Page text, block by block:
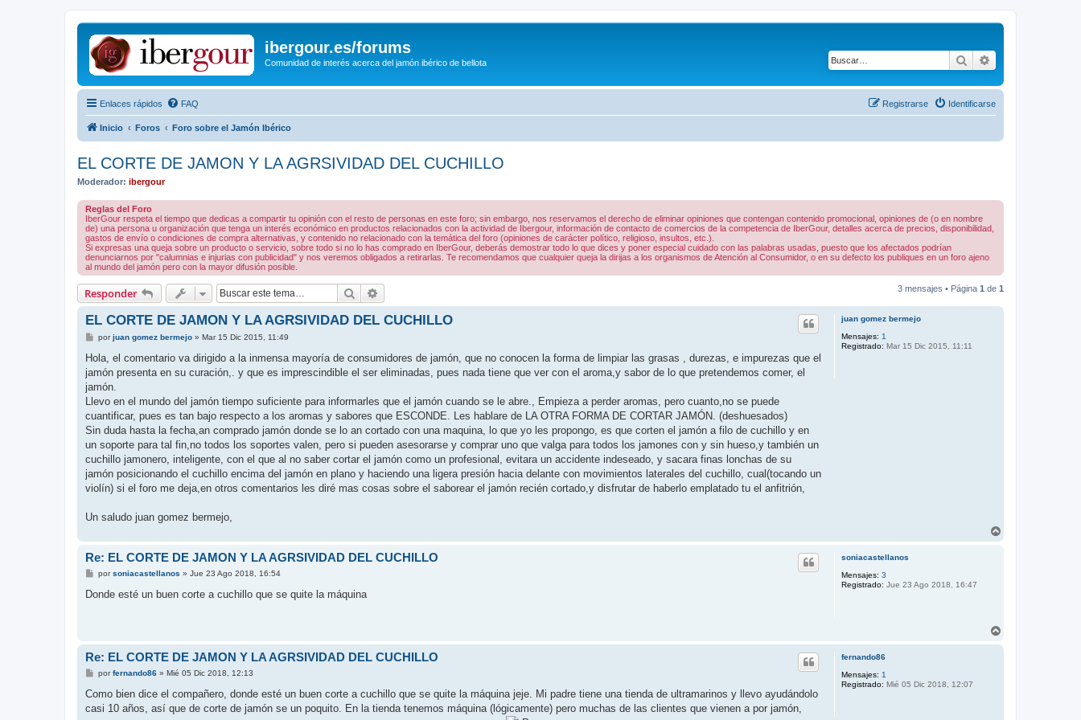
ibergour.es/forums
Comunidad de interés acerca del jamón ibérico de bellota Buscar
Enlaces rápidos FAQ Identificarse
Registrarse
Inicio Foros Foro sobre el Jamón Ibérico
EL CORTE DE JAMON Y LA AGRSIVIDAD DEL CUCHILLO
Moderador: ibergour
Reglas del Foro
IberGour respeta el tiempo que dedicas a compartir tu opinión con el resto de personas en este foro; sin embargo, nos reservamos el derecho de eliminar opiniones que contengan contenido promocional, opiniones de (o en nombre
de) una persona u organización que tenga un interés económico en productos relacionados con la actividad de Ibergour, información de contacto de comercios de la competencia de IberGour, detalles acerca de precios, disponibilidad,
gastos de envío o condiciones de compra alternativas, y contenido no relacionado con la temática del foro (opiniones de carácter político, religioso, insultos, etc.).
Si expresas una queja sobre un producto o servicio, sobre todo si no lo has comprado en IberGour, deberás demostrar todo lo que dices y poner especial cuidado con las palabras usadas, puesto que los afectados podrían
denunciarnos por "calumnias e injurias con publicidad" y nos veremos obligados a retirarlas. Te recomendamos que cualquier queja la dirijas a los organismos de Atención al Consumidor, o en su defecto los publiques en un foro ajeno
al mundo del jamón pero con la mayor difusión posible.
Responder Buscar 3 mensajes • Página 1 de 1
juan gomez bermejo
Mensajes: 1
Registrado: Mar 15 Dic 2015, 11:11
EL CORTE DE JAMON Y LA AGRSIVIDAD DEL CUCHILLO
M
n
a
j
porjuan gomez bermejo» Mar 15 Dic 2015, 11:49
Hola, el comentario va dirigido a la inmensa mayoría de consumidores de jamón, que no conocen la forma de limpiar las grasas , durezas, e impurezas que el
jamón presenta en su curación,. y que es imprescindible el ser eliminadas, pues nada tiene que ver con el aroma,y sabor de lo que pretendemos comer, el
jamón.
Llevo en el mundo del jamón tiempo suficiente para informarles que el jamón cuando se le abre., Empieza a perder aromas, pero cuanto,no se puede
cuantificar, pues es tan bajo respecto a los aromas y sabores que ESCONDE. Les hablare de LA OTRA FORMA DE CORTAR JAMÓN. (deshuesados)
Sin duda hasta la fecha,an comprado jamón donde se lo an cortado con una maquina, lo que yo les propongo, es que corten el jamón a filo de cuchillo y en
un soporte para tal fin,no todos los soportes valen, pero si pueden asesorarse y comprar uno que valga para todos los jamones con y sin hueso,y también un
cuchillo jamonero, inteligente, con el que al no saber cortar el jamón como un profesional, evitara un accidente indeseado, y sacara finas lonchas de su
jamón posicionando el cuchillo encima del jamón en plano y haciendo una ligera presión hacia delante con movimientos laterales del cuchillo, cual(tocando un
violín) si el foro me deja,en otros comentarios les diré mas cosas sobre el saborear el jamón recién cortado,y disfrutar de haberlo emplatado tu el anfitrión,
Un saludo juan gomez bermejo,
soniacastellanos
Mensajes: 3
Registrado: Jue 23 Ago 2018, 16:47
Re: EL CORTE DE JAMON Y LA AGRSIVIDAD DEL CUCHILLO
M
n
porsoniacastellanos » Jue 23 Ago 2018, 16:54
Donde esté un buen corte a cuchillo que se quite la máquina
fernando86
Mensajes: 1
Registrado: Mié 05 Dic 2018, 12:07
Re: EL CORTE DE JAMON Y LA AGRSIVIDAD DEL CUCHILLO
M
n
a
porfernando86» Mié 05 Dic 2018, 12:13
Como bien dice el compañero, donde esté un buen corte a cuchillo que se quite la máquina jeje. Mi padre tiene una tienda de ultramarinos y llevo ayudándolo
casi 10 años, así que de corte de jamón se un poquito. En la tienda tenemos máquina (lógicamente) pero muchas de las clientes que vienen a por jamón,